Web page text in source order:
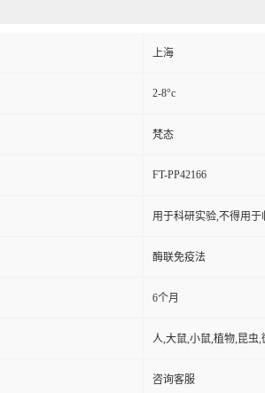
上海
2-8°c
梵态
FT-PP42166
用于科研实验,不得用于
酶联免疫法
6个月
人,大鼠,小鼠,植物,昆虫,
咨询客服